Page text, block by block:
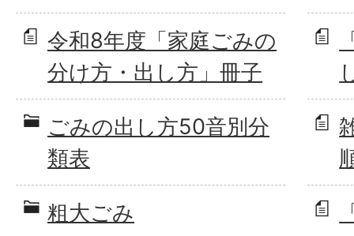
令和8年度「家庭ごみの
分け方・出し方」冊子
ごみの出し方50音別分
類表
粗大ごみ